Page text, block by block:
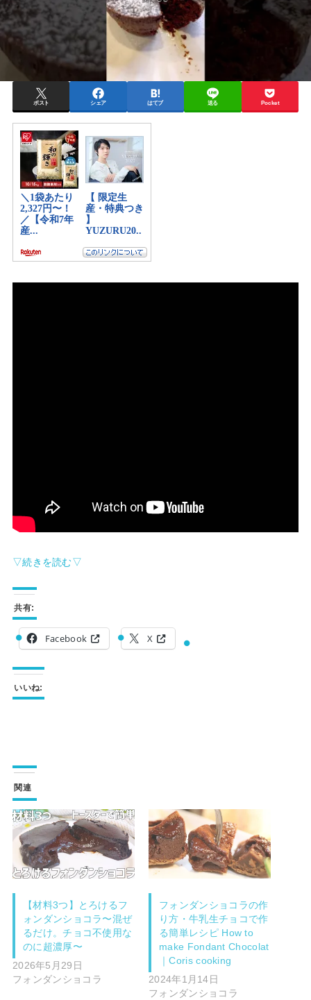
ポスト シェア はてブ 送る Pocket
▽続きを読む▽
共有:
Facebook X
いいね:
関連
【材料3つ】とろけるフ
ォンダンショコラ〜混ぜ
るだけ。チョコ不使用な
のに超濃厚〜
2026年5月29日
フォンダンショコラ
フォンダンショコラの作
り方・牛乳生チョコで作
る簡単レシピ How to
make Fondant Chocolat
｜Coris cooking
2024年1月14日
フォンダンショコラ